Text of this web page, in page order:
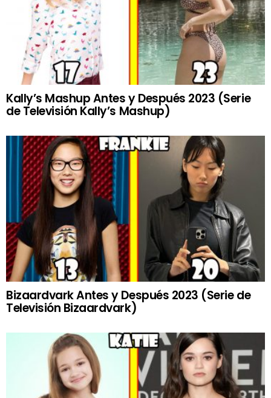
Kally’s Mashup Antes y Después 2023 (Serie
de Televisión Kally’s Mashup)
Bizaardvark Antes y Después 2023 (Serie de
Televisión Bizaardvark)